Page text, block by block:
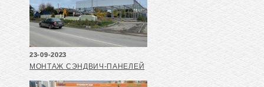
23-09-2023
МОНТАЖ СЭНДВИЧ-ПАНЕЛЕЙ